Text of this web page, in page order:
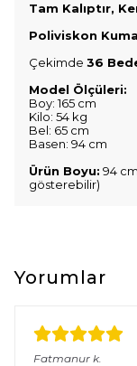
Tam Kalıptır,
Poliviskon
Çekimde 36
Model Ölçüleri:
Boy: 165 cm
Kilo: 54 kg
Bel: 65 cm
Basen: 94 cm
Ürün Boyu: 94
gösterebilir)
Yorumlar
Fatmanur k.